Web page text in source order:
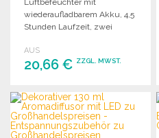
Luftbefeuchter mit
wiederaufladbarem Akku, 4,5
Stunden Laufzeit, zwei
automatischer Abschaltung.
AUS
20,66 € ZZGL. MWST.
BESTELLEN
Angebot anfordern